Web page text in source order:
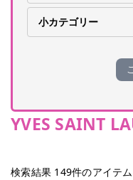
YVES SAINT
検索結果 149件のアイテ